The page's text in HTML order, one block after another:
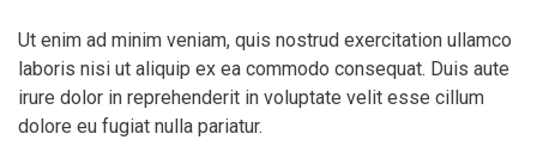
Ut enim ad minim veniam, quis nostrud exercitation ullamco
laboris nisi ut aliquip ex ea commodo consequat. Duis aute
irure dolor in reprehenderit in voluptate velit esse cillum
dolore eu fugiat nulla pariatur.